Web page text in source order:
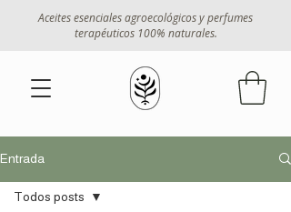
Aceites esenciales agroecológicos y perfumes
terapéuticos 100% naturales.
Entrada
Todos posts